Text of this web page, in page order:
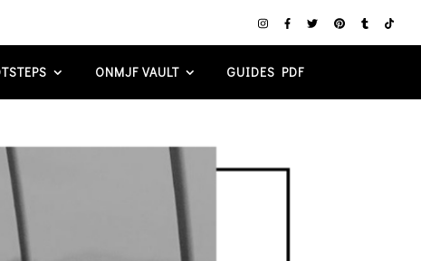
ONMJF VAULT GUIDES PDF